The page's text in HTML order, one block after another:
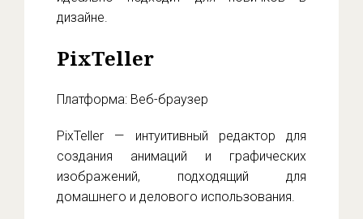
дизайне.
PixTeller
Платформа: Веб-браузер
PixTeller — интуитивный редактор для
создания анимаций и графических
изображений, подходящий для
домашнего и делового использования.